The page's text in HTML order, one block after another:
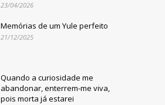
23/04/2026
Memórias de um Yule perfeito
21/12/2025
Quando a curiosidade me
abandonar, enterrem-me viva,
pois morta já estarei